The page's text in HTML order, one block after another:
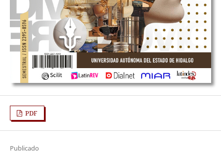
PDF
Publicado